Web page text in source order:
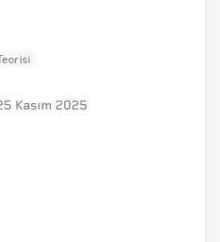
Kasım 2025